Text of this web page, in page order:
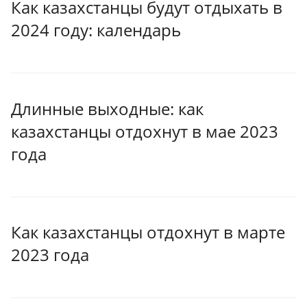
Как казахстанцы будут отдыхать в
2024 году: календарь
Длинные выходные: как
казахстанцы отдохнут в мае 2023
года
Как казахстанцы отдохнут в марте
2023 года